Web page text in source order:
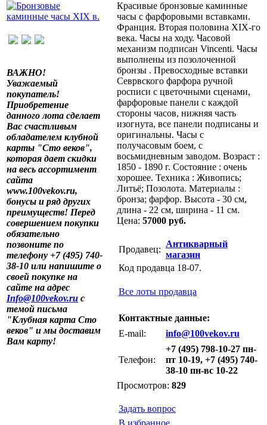
ВАЖНО!
Уважаемый
покупатель!
Приобретение
данного лота сделает
Вас счастливым
обладателем клубной
карты "Сто веков",
которая дает скидки
на весь ассортимент
сайта
www.100vekov.ru,
бонусы и ряд других
преимуществ! Перед
совершением покупки
обязательно
позвоните по
телефону +7 (495) 740-
38-10 или напишите о
своей покупке на
сайте на адрес
Info@100vekov.ru с
темой письма
"Клубная карта Сто
веков" и мы доставим
Вам карту!
Красивые бронзовые каминные
часы с фарфоровыми вставками.
Франция. Вторая половина XIX-го
века. Часы на ходу. Часовой
механизм подписан Vincenti. Часы
выполнены из позолоченной
бронзы . Превосходные вставки
Севрвского фарфора ручной
росписи с цветочными сценами,
фарфоровые панели с каждой
стороны часов, нижняя часть
изогнута, все панели подписаны и
оригинальны. Часы с
получасовым боем, с
восьмидневным заводом. Возраст :
1850 - 1890 г. Состояние : очень
хорошее. Техника : Живопись;
Литьё; Позолота. Материалы :
бронза; фарфор. Высота - 30 см,
длина - 22 см, ширина - 11 см.
Цена: 57000 руб.
Продавец:
Антикварный
магазин
Код продавца 18-07.
Все лоты продавца
Контактные данные:
E-mail:
info@100vekov.ru
Телефон:
+7 (495) 798-10-27 пн-
пт 10-19, +7 (495) 740-
38-10 пн-вс 10-22
Просмотров: 829
Задать вопрос
В избранное